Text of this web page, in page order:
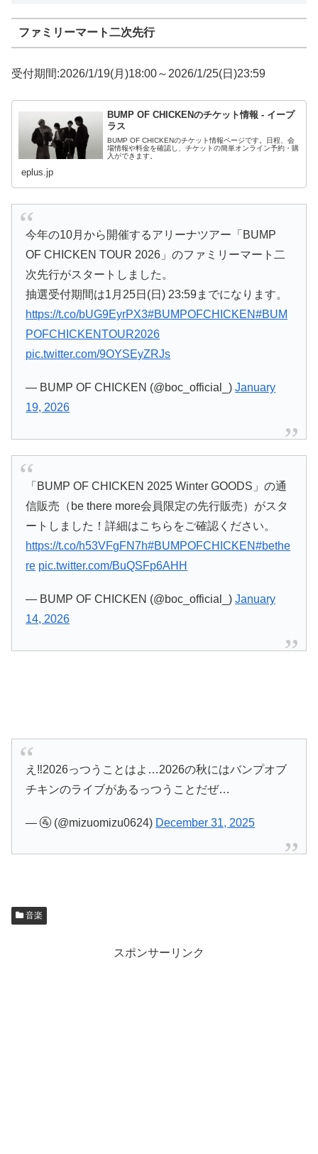
ファミリーマート二次先行
受付期間:2026/1/19(月)18:00～2026/1/25(日)23:59
BUMP OF CHICKENのチケット情報 - イープ
ラス
BUMP OF CHICKENのチケット情報ページです。日程、会
場情報や料金を確認し、チケットの簡単オンライン予約・購
入ができます。
eplus.jp
今年の10月から開催するアリーナツアー「BUMP
OF CHICKEN TOUR 2026」のファミリーマート二
次先行がスタートしました。
抽選受付期間は1月25日(日) 23:59までになります。
https://t.co/bUG9EyrPX3#BUMPOFCHICKEN#BUM
POFCHICKENTOUR2026
pic.twitter.com/9OYSEyZRJs
— BUMP OF CHICKEN (@boc_official_)January
19, 2026
「BUMP OF CHICKEN 2025 Winter GOODS」の通
信販売（be there more会員限定の先行販売）がスタ
ートしました！詳細はこちらをご確認ください。
https://t.co/h53VFgFN7h#BUMPOFCHICKEN#bethe
re pic.twitter.com/BuQSFp6AHH
— BUMP OF CHICKEN (@boc_official_)January
14, 2026
え‼️2026っつうことはよ…2026の秋にはバンプオブ
チキンのライブがあるっつうことだぜ…
— 🚰 (@mizuomizu0624) December 31, 2025
音楽
スポンサーリンク